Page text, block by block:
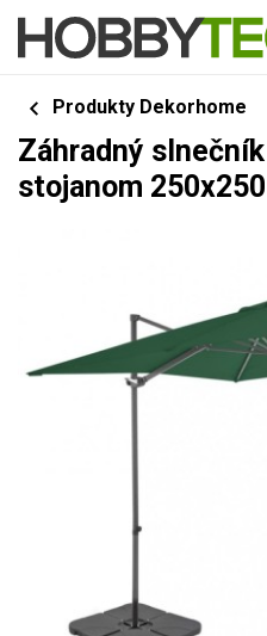
Produkty Dekorhome
Záhradný
stojanom